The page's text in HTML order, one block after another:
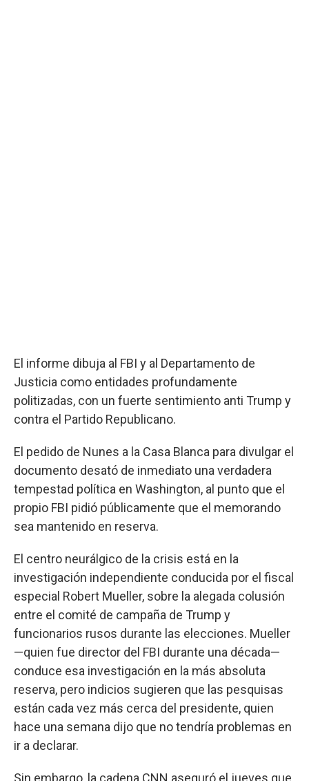
El informe dibuja al FBI y al Departamento de
Justicia como entidades profundamente
politizadas, con un fuerte sentimiento anti Trump y
contra el Partido Republicano.
El pedido de Nunes a la Casa Blanca para divulgar el
documento desató de inmediato una verdadera
tempestad política en Washington, al punto que el
propio FBI pidió públicamente que el memorando
sea mantenido en reserva.
El centro neurálgico de la crisis está en la
investigación independiente conducida por el fiscal
especial Robert Mueller, sobre la alegada colusión
entre el comité de campaña de Trump y
funcionarios rusos durante las elecciones. Mueller
—quien fue director del FBI durante una década—
conduce esa investigación en la más absoluta
reserva, pero indicios sugieren que las pesquisas
están cada vez más cerca del presidente, quien
hace una semana dijo que no tendría problemas en
ir a declarar.
Sin embargo, la cadena CNN aseguró el jueves que